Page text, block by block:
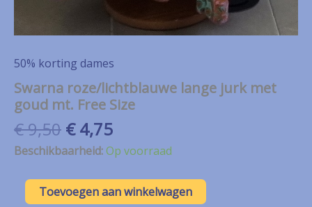
50% korting dames
Swarna roze/lichtblauwe lange jurk met
goud mt. Free Size
€9,50 Oorspronkelijke
prijs
€ 9,50.
€4,75Huidige
prijs
is:
€ 4,75.
Beschikbaarheid:Op voorraad
Swarna
roze/lichtblauwe
Toevoegen aan winkelwagen